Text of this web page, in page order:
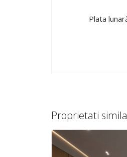
Plata
Proprietati